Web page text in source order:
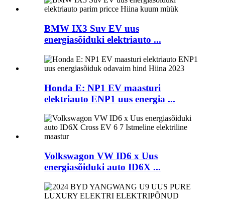
BMW IX3 Suv EV uus
energiasõiduki elektriauto ...
Honda E: NP1 EV maasturi
elektriauto ENP1 uus energia ...
Volkswagon VW ID6 x Uus
energiasõiduki auto ID6X ...